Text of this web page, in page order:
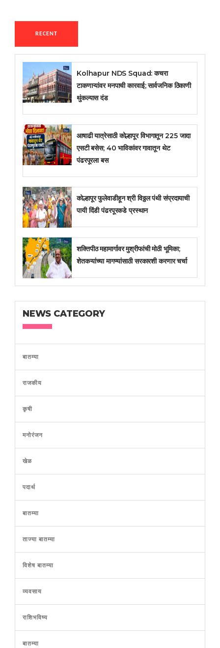
RECENT
Kolhapur NDS Squad: कचरा
टाकणाऱ्यांवर मनपाची कारवाई; सार्वजनिक ठिकाणी
थुंकल्यास दंड
आषाढी यात्रेसाठी कोल्हापूर विभागातून 225 जादा
एसटी बसेस; 40 भाविकांवर गावातून थेट
पंढरपूरला बस
कोल्हापूर फुलेवाडीहून श्री विठ्ठल पंथी संप्रदायाची
पायी दिंडी पंढरपूरकडे प्रस्थान
शक्तिपीठ महामार्गावर मुश्रीफांची मोठी भूमिका;
शेतकऱ्यांच्या मागण्यांसाठी सरकारशी करणार चर्चा
NEWS CATEGORY
बातम्या
राजकीय
कृषी
मनोरंजन
खेळ
पदार्थ
बातम्या
ताज्या बातम्या
विशेष बातम्या
व्यवसाय
राशिभविष्य
बातम्या